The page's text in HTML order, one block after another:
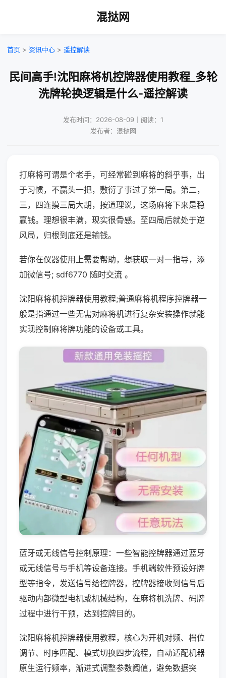
混挞网
首页 > 资讯中心 > 遥控解读
民间高手!沈阳麻将机控牌器使用教程_多轮
洗牌轮换逻辑是什么-遥控解读
发布时间：2026-08-09｜阅读：1
发布者：混挞网
打麻将可谓是个老手，可经常碰到麻将的斜乎事，出
于习惯，不赢头一把，敷衍了事过了第一局。第二，
三，四连摸三局大胡，按道理说，这场麻将下来是稳
赢钱。理想很丰满，现实很骨感。至四局后就处于逆
风局，归根到底还是输钱。
若你在仪器使用上需要帮助，想获取一对一指导，添
加微信号; sdf6770 随时交流 。
沈阳麻将机控牌器使用教程;普通麻将机程序控牌器一
般是指通过一些无需对麻将机进行复杂安装操作就能
实现控制麻将牌功能的设备或工具。
蓝牙或无线信号控制原理：一些智能控牌器通过蓝牙
或无线信号与手机等设备连接。手机端软件预设好牌
型等指令，发送信号给控牌器，控牌器接收到信号后
驱动内部微型电机或机械结构，在麻将机洗牌、码牌
过程中进行干预，达到控牌目的。
沈阳麻将机控牌器使用教程，核心为开机对频、档位
调节、时序匹配、模式切换四步流程，自动适配机器
原生运行频率，渐进式调整参数阈值，避免数据突